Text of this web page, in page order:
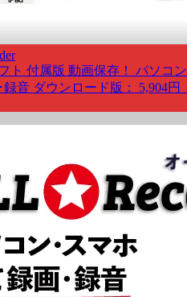
ト 付属版 動画保存！ パソコ
録音 ダウンロード版： 5,904円